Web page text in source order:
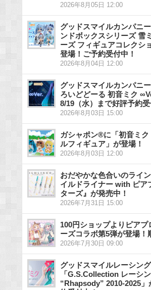
2026年8月05日 12:00
グッドスマイルカンパニ
ンドボックスシリーズ 雪
ーズ フィギュアコレクシ
登場！ご予約受付中！
2026年8月04日 12:00
グッドスマイルカンパニ
ろいどどーる 初音ミク
8/19（水）まで好評予約受
2026年8月03日 15:00
ガシャポン®に「初音ミ
ルフィギュア」が登場！
2026年8月03日 12:00
おだやかな色合いのライ
イルドライナー with ピア
ターズ』が発売中！
2026年7月31日 15:00
100円ショップよりピアプ
ーズコラボ第5弾が登場！
2026年7月30日 09:00
グッドスマイルレーシン
「G.S.Collection レーシ
“Rhapsody” 2010-2025」